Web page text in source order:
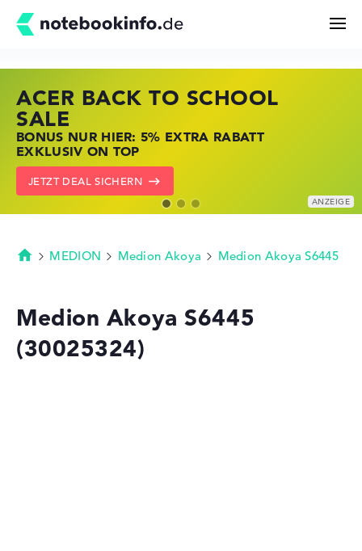
Kaufberatung
Technik & Wissen
Deals
ACER BACK TO SCHOOL
SALE
BONUS NUR HIER: 5% EXTRA RABATT
EXKLUSIV ON TOP
JETZT DEAL SICHERN
HP STORE SSV DEALS
JETZT ZUGREIFEN: NOTEBOOKS BEI HP
KRÄFTIG REDUZIERT
ZU DEN HP ANGEBOTEN
LENOVO LAPTOP DEALS
NOTEBOOKS BEI LENOVO JETZT
KRÄFTIG REDUZIERT
LENOVO DEALS ZEIGEN
Startseite
MEDION Medion Akoya Medion Akoya S6445
Medion Akoya S6445
(30025324)